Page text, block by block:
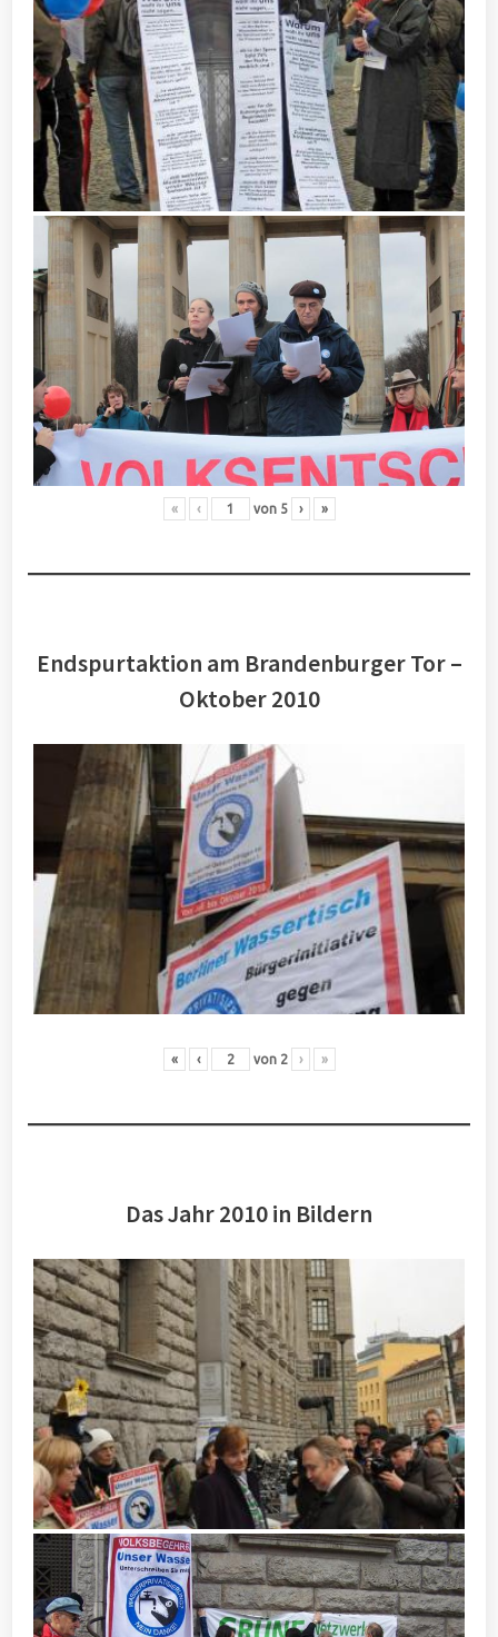
« ‹ von 5 › »
Endspurtaktion am Brandenburger Tor –
Oktober 2010
« ‹ von 2 › »
Das Jahr 2010 in Bildern